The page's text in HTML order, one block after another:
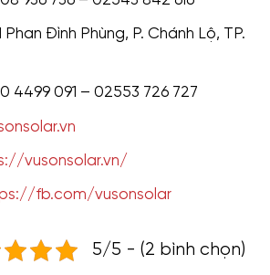
Phan Đình Phùng, P. Chánh Lộ, TP.
4499 091 – 02553 726 727
vusonsolar.vn/
fb.com/vusonsolar
5/5 - (2 bình chọn)